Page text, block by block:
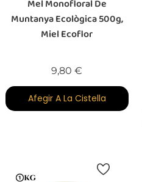
Mel Monofloral De
Muntanya Ecològica 500g,
Miel Ecoflor
9,80 €
Afegir A La Cistella